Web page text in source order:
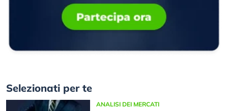
Selezionati per te
ANALISI DEI MERCATI